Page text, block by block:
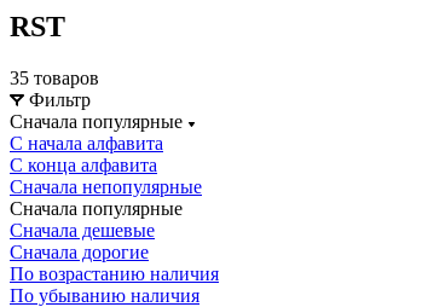
RST
35 товаров
Фильтр
Сначала популярные
С начала алфавита
С конца алфавита
Сначала непопулярные
Сначала популярные
Сначала дешевые
Сначала дорогие
По возрастанию наличия
По убыванию наличия